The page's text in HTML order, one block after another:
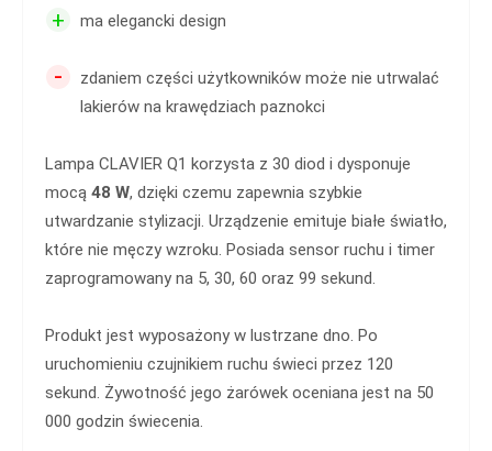
+ ma elegancki design
-
zdaniem części użytkowników może nie utrwalać
lakierów na krawędziach paznokci
Lampa CLAVIER Q1 korzysta z 30 diod i dysponuje
mocą 48 W, dzięki czemu zapewnia szybkie
utwardzanie stylizacji. Urządzenie emituje białe światło,
które nie męczy wzroku. Posiada sensor ruchu i timer
zaprogramowany na 5, 30, 60 oraz 99 sekund.
Produkt jest wyposażony w lustrzane dno. Po
uruchomieniu czujnikiem ruchu świeci przez 120
sekund. Żywotność jego żarówek oceniana jest na 50
000 godzin świecenia.